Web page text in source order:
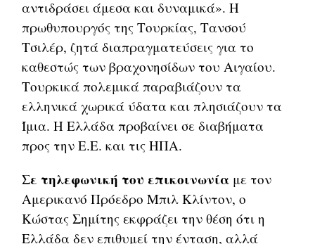
αντιδράσει άμεσα και δυναμικά». Η
πρωθυπουργός της Τουρκίας, Τανσού
Τσιλέρ, ζητά διαπραγματεύσεις για το
καθεστώς των βραχονησίδων του Αιγαίου.
Τουρκικά πολεμικά παραβιάζουν τα
ελληνικά χωρικά ύδατα και πλησιάζουν τα
Ίμια. Η Ελλάδα προβαίνει σε διαβήματα
προς την Ε.Ε. και τις ΗΠΑ.
Σε τηλεφωνική του επικοινωνία με τον
Αμερικανό Πρόεδρο Μπιλ Κλίντον, ο
Κώστας Σημίτης εκφράζει την θέση ότι η
Ελλάδα δεν επιθυμεί την ένταση, αλλά